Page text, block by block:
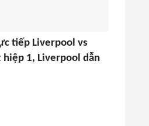
tiếp Liverpool vs
hiệp 1, Liverpool dẫn